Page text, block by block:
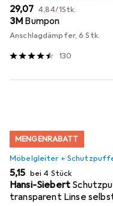
EUR
29,07 EUR
4,84/1Stk.
3M Bumpon
Anschlagdämpfer, 6 Stk.
130
MENGENRABATT
Möbelgleiter +
EUR
5,15 bei 4 Stück
Hansi-Siebert
transparent Linse